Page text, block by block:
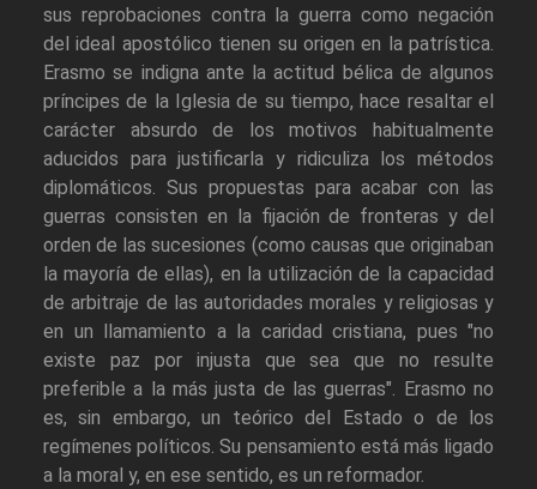
sus reprobaciones contra la guerra como negación
del ideal apostólico tienen su origen en la patrística.
Erasmo se indigna ante la actitud bélica de algunos
príncipes de la Iglesia de su tiempo, hace resaltar el
carácter absurdo de los motivos habitualmente
aducidos para justificarla y ridiculiza los métodos
diplomáticos. Sus propuestas para acabar con las
guerras consisten en la fijación de fronteras y del
orden de las sucesiones (como causas que originaban
la mayoría de ellas), en la utilización de la capacidad
de arbitraje de las autoridades morales y religiosas y
en un llamamiento a la caridad cristiana, pues "no
existe paz por injusta que sea que no resulte
preferible a la más justa de las guerras". Erasmo no
es, sin embargo, un teórico del Estado o de los
regímenes políticos. Su pensamiento está más ligado
a la moral y, en ese sentido, es un reformador.